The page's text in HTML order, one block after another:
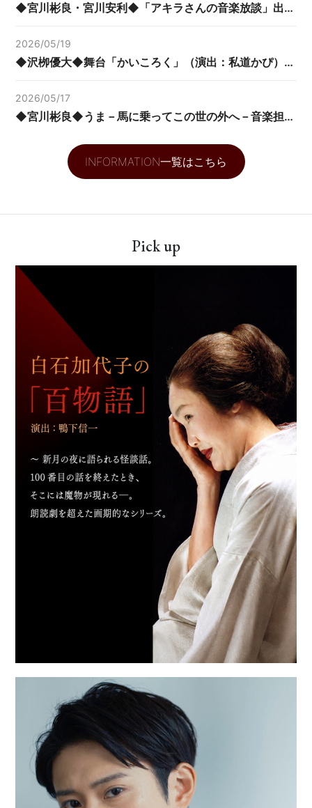
◆宮川彬良・宮川安利◆「アキラさんの音楽放談」出演！
2026/05/19
◆沢栁優大◆舞台「かいころく」（演出：私道かぴ）出演！
2026/05/17
◆宮川彬良◆うま－馬に乗ってこの世の外へ－音楽担当！
INFORMATION一覧はこちら
Pick up